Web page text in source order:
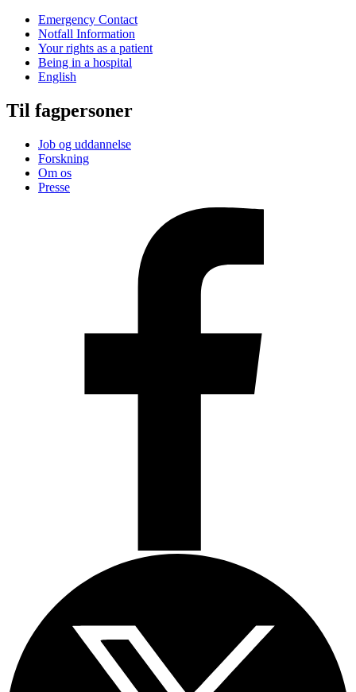
Emergency Contact
Notfall Information
Your rights as a patient
Being in a hospital
English
Til fagpersoner
Job og uddannelse
Forskning
Om os
Presse